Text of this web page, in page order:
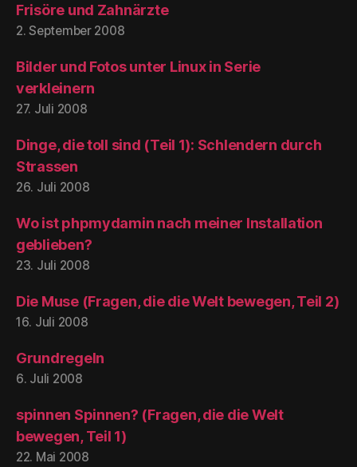
Frisöre und Zahnärzte
2. September 2008
Bilder und Fotos unter Linux in Serie
verkleinern
27. Juli 2008
Dinge, die toll sind (Teil 1): Schlendern durch
Strassen
26. Juli 2008
Wo ist phpmydamin nach meiner Installation
geblieben?
23. Juli 2008
Die Muse (Fragen, die die Welt bewegen, Teil 2)
16. Juli 2008
Grundregeln
6. Juli 2008
spinnen Spinnen? (Fragen, die die Welt
bewegen, Teil 1)
22. Mai 2008